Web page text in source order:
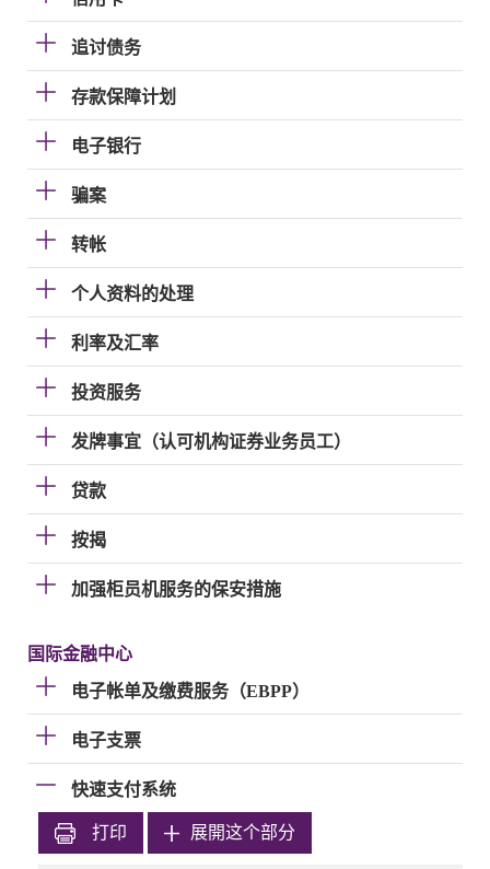
追讨债务
存款保障计划
电子银行
骗案
转帐
个人资料的处理
利率及汇率
投资服务
发牌事宜（认可机构证券业务员工）
贷款
按揭
加强柜员机服务的保安措施
国际金融中心
电子帐单及缴费服务（EBPP）
电子支票
快速支付系统
打印 展開这个部分